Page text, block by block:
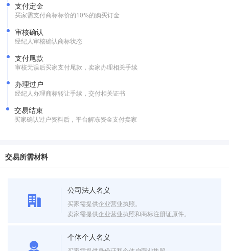
支付定金
买家需支付商标标价的10%的购买订金
审核确认
经纪人审核确认商标状态
支付尾款
审核无误后买家支付尾款，卖家办理相关手续
办理过户
经纪人办理商标转让手续，交付相关证书
交易结束
买家确认过户资料后，平台解冻资金支付卖家
交易所需材料
公司法人名义
买家需提供企业营业执照。
卖家需提供企业营业执照和商标注册证原件。
个体个人名义